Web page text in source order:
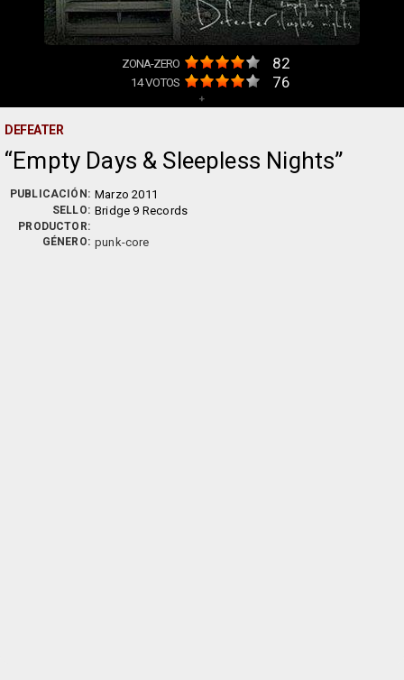
ZONA-ZERO 82
14VOTOS 76
+
DEFEATER
Empty Days & Sleepless Nights
PUBLICACIÓN: Marzo 2011
SELLO: Bridge 9 Records
PRODUCTOR:
GÉNERO: punk-core